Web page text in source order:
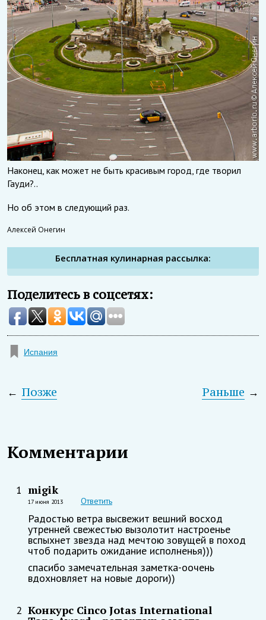
Наконец, как может не быть красивым город, где творил
Гауди?..
Но об этом в следующий раз.
Алексей Онегин
Бесплатная кулинарная рассылка:
Поделитесь в соцсетях:
Испания
← Позже →
Раньше
Комментарии
1 migik
17 июня 2013 Ответить
Радостью ветра высвежит вешний восход
утренней свежестью вызолотит настроенье
вспыхнет звезда над мечтою зовущей в поход
чтоб подарить ожидание исполненья)))
спасибо замечательная заметка-оочень
вдохновляет на новые дороги))
2 Конкурс Cinco Jotas International